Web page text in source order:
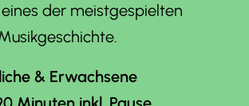
der meistgespielten
& Erwachsene